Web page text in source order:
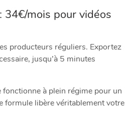
34€/mois pour vidéos
producteurs réguliers. Exportez
jusqu’à 5 minutes
à plein régime pour un
formule libère véritablement votre